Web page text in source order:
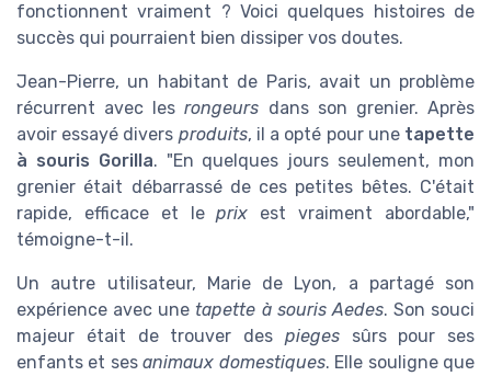
fonctionnent vraiment ? Voici quelques histoires de
succès qui pourraient bien dissiper vos doutes.
Jean-Pierre, un habitant de Paris, avait un problème
récurrent avec lesrongeurs dans son grenier. Après
avoir essayé divers produits, il a opté pour une tapette
à souris Gorilla. "En quelques jours seulement, mon
grenier était débarrassé de ces petites bêtes. C'était
rapide, efficace et leprix est vraiment abordable,"
témoigne-t-il.
Un autre utilisateur, Marie de Lyon, a partagé son
expérience avec une tapette à souris Aedes. Son souci
majeur était de trouver des piegessûrs pour ses
enfants et sesanimaux domestiques. Elle souligne que